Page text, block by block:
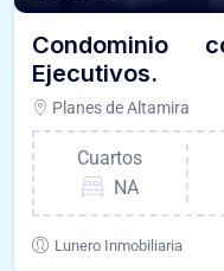
Condominio
Ejecutivos.
Planes de Altamira
Cuartos
NA
Lunero Inmobiliaria